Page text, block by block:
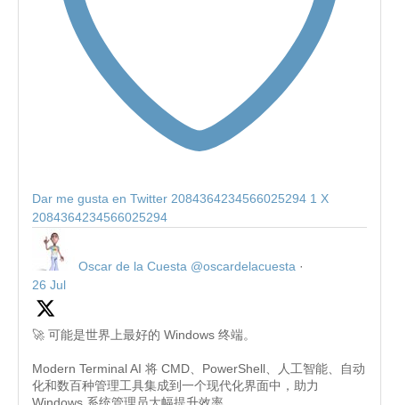
Dar me gusta en Twitter 2084364234566025294 1 X
2084364234566025294
Oscar de la Cuesta @oscardelacuesta ·
26 Jul
🚀 可能是世界上最好的 Windows 终端。
Modern Terminal AI 将 CMD、PowerShell、人工智能、自动
化和数百种管理工具集成到一个现代化界面中，助力